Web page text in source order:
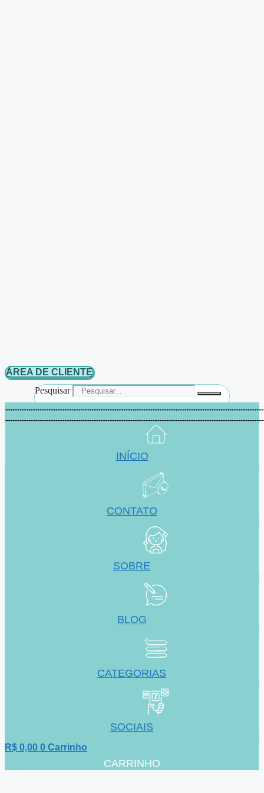
ÁREA DE CLIENTE
Pesquisar
INÍCIO
CONTATO
SOBRE
BLOG
CATEGORIAS
SOCIAIS
R$ 0,00 0 Carrinho
CARRINHO